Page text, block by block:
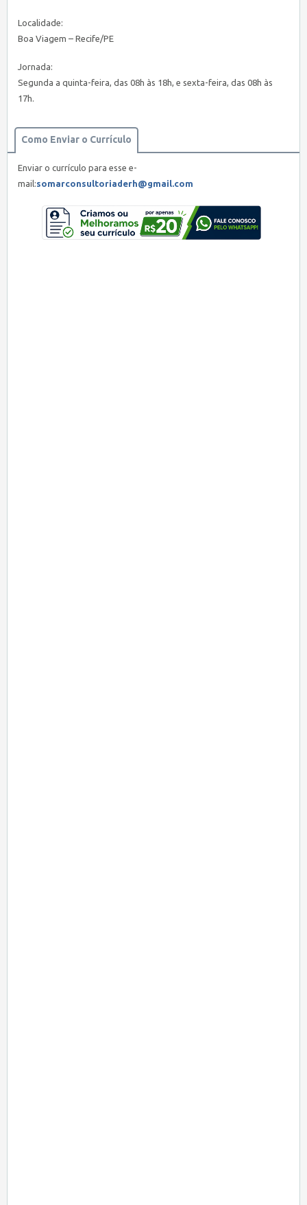
Localidade:
Boa Viagem – Recife/PE
Jornada:
Segunda a quinta-feira, das 08h às 18h, e sexta-feira, das 08h às
17h.
Como Enviar o Currículo
Enviar o currículo para esse e-
mail:somarconsultoriaderh@gmail.com